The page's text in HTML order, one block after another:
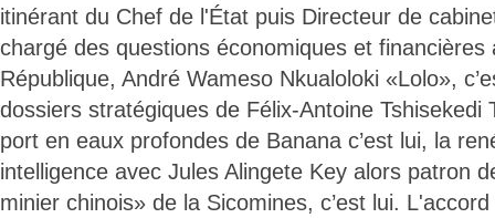
itinérant du Chef de l'État puis Directeur de
chargé des questions économiques et financières
République, André Wameso Nkualoloki «Lolo»,
dossiers stratégiques de Félix-Antoine Tshisekedi
port en eaux profondes de Banana c’est lui, la
intelligence avec Jules Alingete Key alors patron
minier chinois» de la Sicomines, c’est lui.